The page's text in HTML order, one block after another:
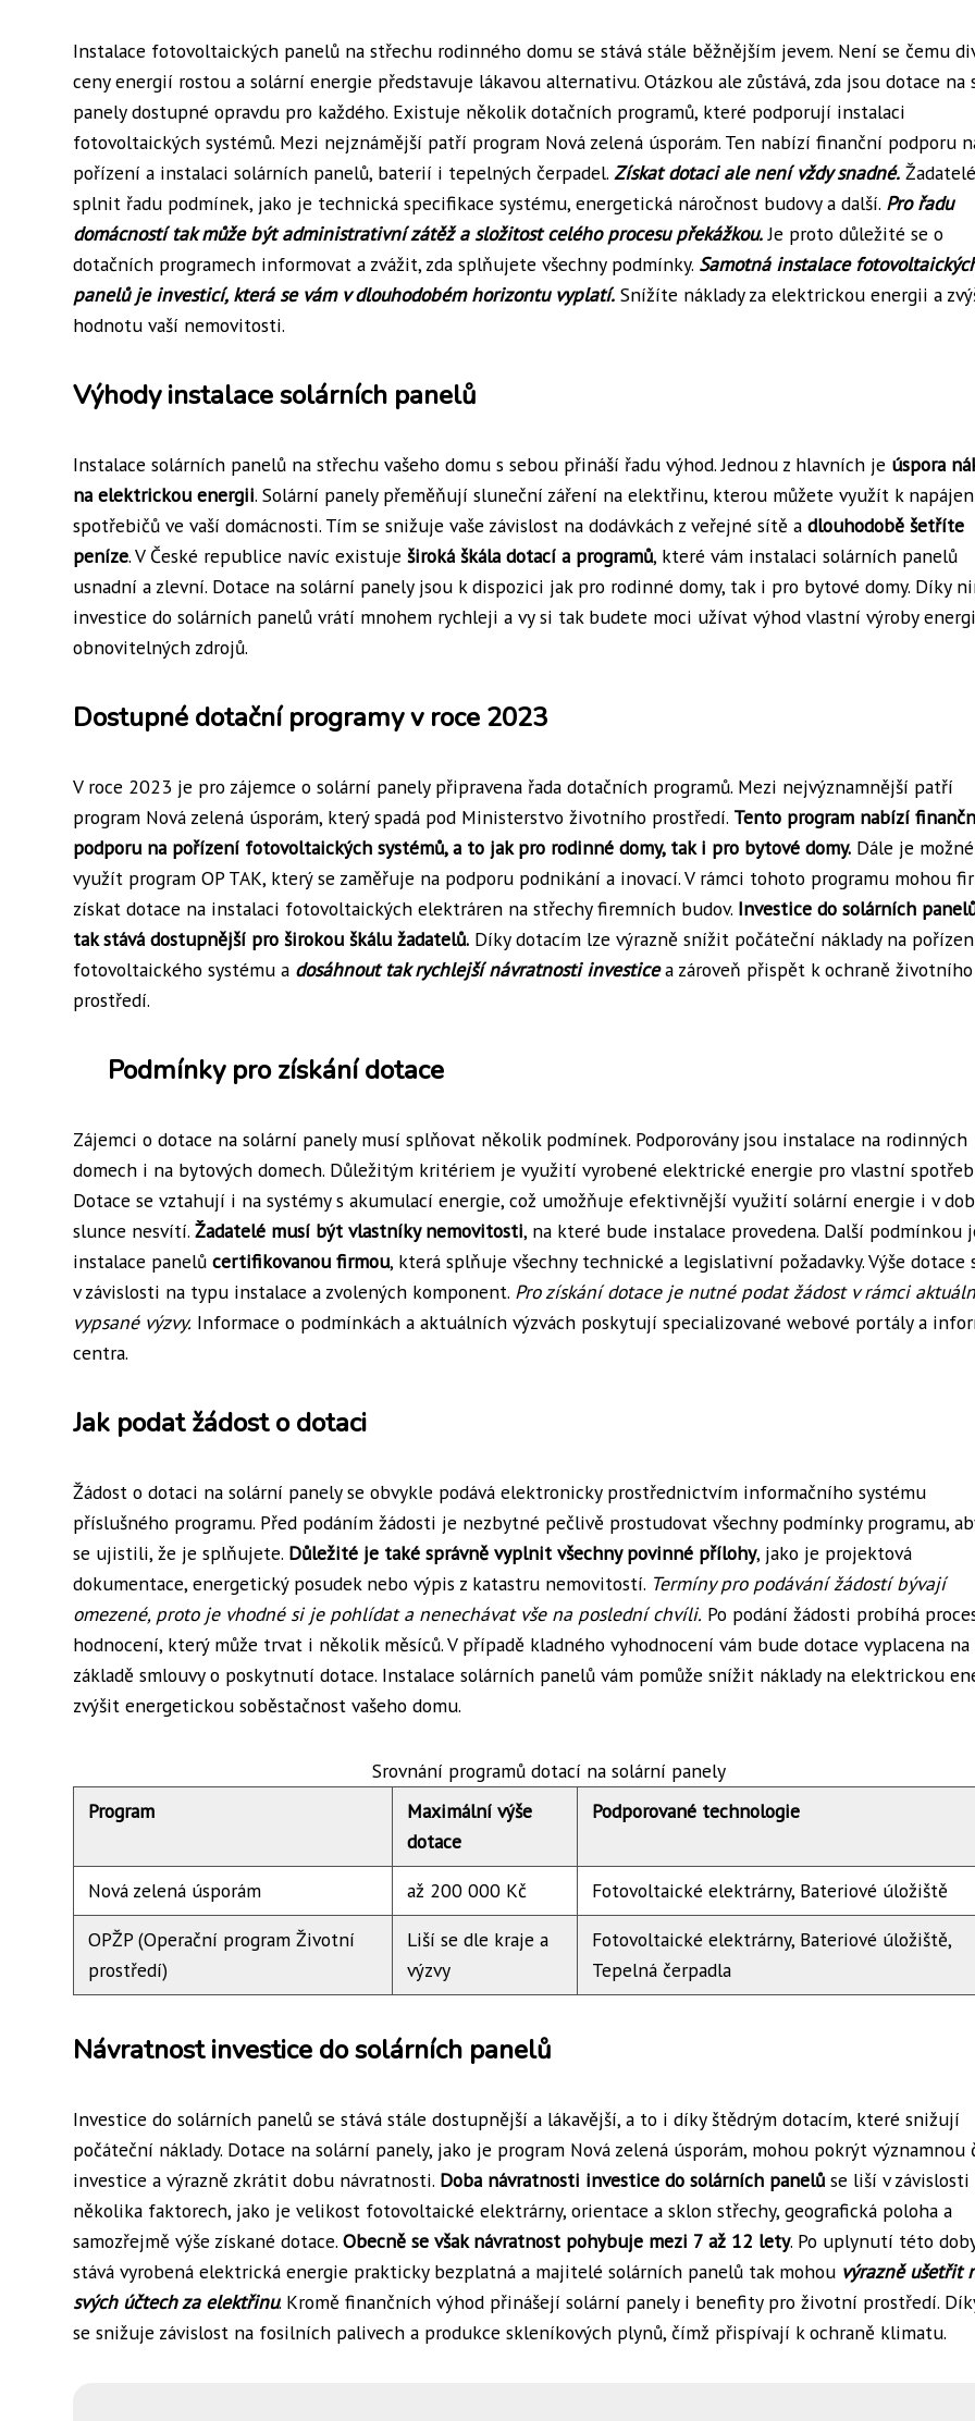
Instalace fotovoltaických panelů na střechu rodinného domu se stává stále běžnějším jevem. Není se čemu
ceny energií rostou a solární energie představuje lákavou alternativu. Otázkou ale zůstává, zda jsou dotace na
panely dostupné opravdu pro každého. Existuje několik dotačních programů, které podporují instalaci
fotovoltaických systémů. Mezi nejznámější patří program Nová zelená úsporám. Ten nabízí finanční podporu
pořízení a instalaci solárních panelů, baterií i tepelných čerpadel. Získat dotaci ale není vždy snadné.
splnit řadu podmínek, jako je technická specifikace systému, energetická náročnost budovy a další. Pro řadu
domácností tak může být administrativní zátěž a složitost celého procesu překážkou.Je proto důležité se o
dotačních programech informovat a zvážit, zda splňujete všechny podmínky. Samotná instalace
panelů je investicí, která se vám v dlouhodobém horizontu vyplatí. Snížíte náklady za elektrickou energii a
hodnotu vaší nemovitosti.
Výhody instalace solárních panelů
Instalace solárních panelů na střechu vašeho domu s sebou přináší řadu výhod. Jednou z hlavních je úspora
na elektrickou energii. Solární panely přeměňují sluneční záření na elektřinu, kterou můžete využít k
spotřebičů ve vaší domácnosti. Tím se snižuje vaše závislost na dodávkách z veřejné sítě a dlouhodobě šetříte
peníze. V České republice navíc existuje široká škála dotací a programů, které vám instalaci solárních panelů
usnadní a zlevní. Dotace na solární panely jsou k dispozici jak pro rodinné domy, tak i pro bytové domy. Díky
investice do solárních panelů vrátí mnohem rychleji a vy si tak budete moci užívat výhod vlastní výroby
obnovitelných zdrojů.
Dostupné dotační programy v roce 2023
V roce 2023 je pro zájemce o solární panely připravena řada dotačních programů. Mezi nejvýznamnější patří
program Nová zelená úsporám, který spadá pod Ministerstvo životního prostředí. Tento program nabízí
podporu na pořízení fotovoltaických systémů, a to jak pro rodinné domy, tak i pro bytové domy. Dále je možné
využít program OP TAK, který se zaměřuje na podporu podnikání a inovací. V rámci tohoto programu mohou
získat dotace na instalaci fotovoltaických elektráren na střechy firemních budov. Investice do solárních
tak stává dostupnější pro širokou škálu žadatelů. Díky dotacím lze výrazně snížit počáteční náklady na
fotovoltaického systému a dosáhnout tak rychlejší návratnosti investicea zároveň přispět k ochraně životního
prostředí.
Podmínky pro získání dotace
Zájemci o dotace na solární panely musí splňovat několik podmínek. Podporovány jsou instalace na rodinných
domech i na bytových domech. Důležitým kritériem je využití vyrobené elektrické energie pro vlastní
Dotace se vztahují i na systémy s akumulací energie, což umožňuje efektivnější využití solární energie i v
slunce nesvítí. Žadatelé musí být vlastníky nemovitosti, na které bude instalace provedena. Další podmínkou
instalace panelů certifikovanou firmou, která splňuje všechny technické a legislativní požadavky. Výše dotace
v závislosti na typu instalace a zvolených komponent. Pro získání dotace je nutné podat žádost v rámci
vypsané výzvy. Informace o podmínkách a aktuálních výzvách poskytují specializované webové portály a
centra.
Jak podat žádost o dotaci
Žádost o dotaci na solární panely se obvykle podává elektronicky prostřednictvím informačního systému
příslušného programu. Před podáním žádosti je nezbytné pečlivě prostudovat všechny podmínky programu,
se ujistili, že je splňujete. Důležité je také správně vyplnit všechny povinné přílohy, jako je projektová
dokumentace, energetický posudek nebo výpis z katastru nemovitostí. Termíny pro podávání žádostí bývají
omezené, proto je vhodné si je pohlídat a nenechávat vše na poslední chvíli. Po podání žádosti probíhá
hodnocení, který může trvat i několik měsíců. V případě kladného vyhodnocení vám bude dotace vyplacena na
základě smlouvy o poskytnutí dotace. Instalace solárních panelů vám pomůže snížit náklady na elektrickou
zvýšit energetickou soběstačnost vašeho domu.
Srovnání programů dotací na solární panely
Program
Maximální výše
dotace
Podporované technologie
Nová zelená úsporám až 200 000 Kč
Fotovoltaické elektrárny, Bateriové úložiště
OPŽP (Operační program Životní
prostředí)
Liší se dle kraje a
výzvy
Fotovoltaické elektrárny, Bateriové úložiště,
Tepelná čerpadla
Návratnost investice do solárních panelů
Investice do solárních panelů se stává stále dostupnější a lákavější, a to i díky štědrým dotacím, které snižují
počáteční náklady. Dotace na solární panely, jako je program Nová zelená úsporám, mohou pokrýt významnou
investice a výrazně zkrátit dobu návratnosti. Doba návratnosti investice do solárních panelů se liší v závislosti
několika faktorech, jako je velikost fotovoltaické elektrárny, orientace a sklon střechy, geografická poloha a
samozřejmě výše získané dotace. Obecně se však návratnost pohybuje mezi 7 až 12 lety. Po uplynutí této
stává vyrobená elektrická energie prakticky bezplatná a majitelé solárních panelů tak mohou výrazně ušetřit
svých účtech za elektřinu. Kromě finančních výhod přinášejí solární panely i benefity pro životní prostředí.
se snižuje závislost na fosilních palivech a produkce skleníkových plynů, čímž přispívají k ochraně klimatu.